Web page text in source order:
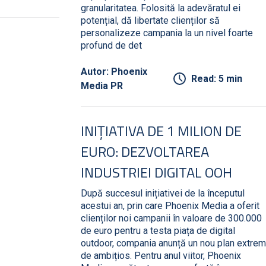
granularitatea. Folosită la adevăratul ei
potențial, dă libertate clienților să
personalizeze campania la un nivel foarte
profund de det
Autor: Phoenix
Media PR
Read: 5 min
INIȚIATIVA DE 1 MILION DE
EURO: DEZVOLTAREA
INDUSTRIEI DIGITAL OOH
După succesul inițiativei de la începutul
acestui an, prin care Phoenix Media a oferit
clienților noi campanii în valoare de 300.000
de euro pentru a testa piața de digital
outdoor, compania anunță un nou plan extrem
de ambițios. Pentru anul viitor, Phoenix